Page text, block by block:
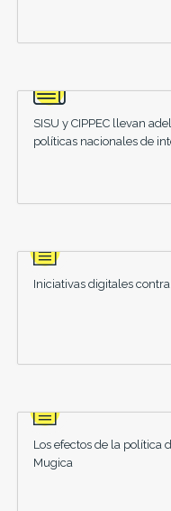
SISU y CIPPEC llevan
políticas nacionales de
Iniciativas digitales
Los efectos de la política
Mugica